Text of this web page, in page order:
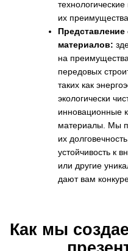
их преимущества.
материалов:
на
передовых
таких как
экологически
инновационные
материалы. Мы
их
устойчивость к
или другие
дают вам
следующая
детализирует